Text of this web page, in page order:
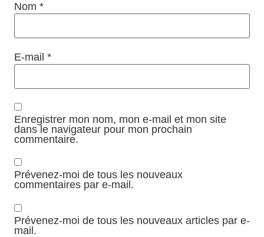
Nom *
E-mail *
Enregistrer mon nom, mon e-mail et mon site
dans le navigateur pour mon prochain
commentaire.
Prévenez-moi de tous les nouveaux
commentaires par e-mail.
Prévenez-moi de tous les nouveaux articles par e-
mail.